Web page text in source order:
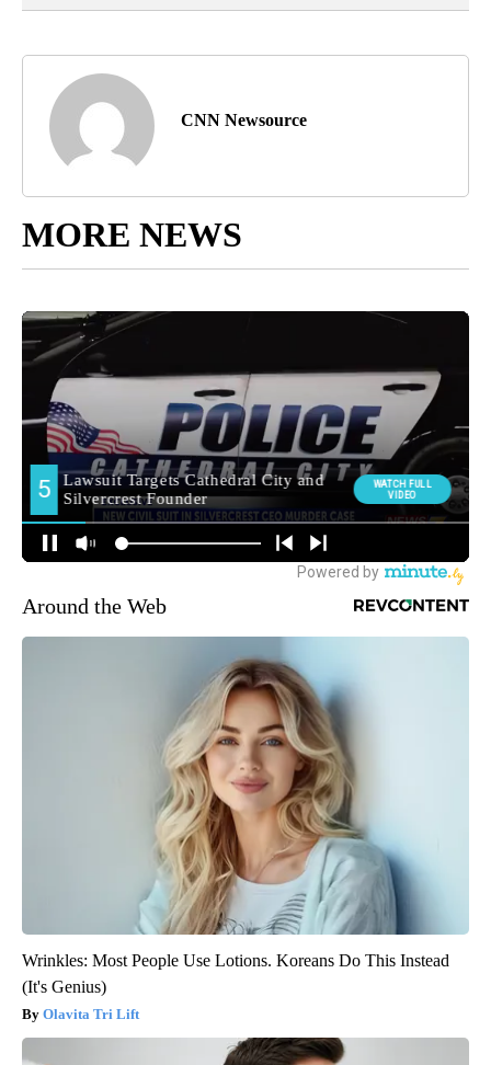
CNN Newsource
MORE NEWS
Around the Web
Wrinkles: Most People Use Lotions. Koreans Do This Instead
(It's Genius)
Olavita Tri Lift